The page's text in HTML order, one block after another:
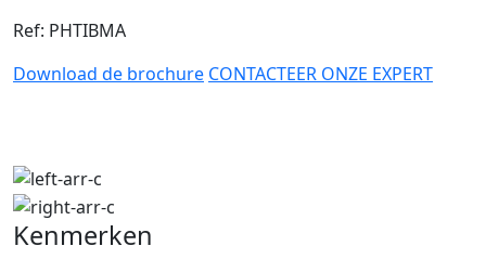
Ref: PHTIBMA
Download de brochure CONTACTEER ONZE EXPERT
Kenmerken